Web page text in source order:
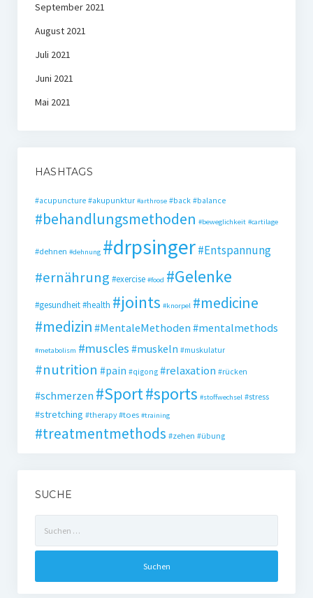
September 2021
August 2021
Juli 2021
Juni 2021
Mai 2021
HASHTAGS
#acupuncture #akupunktur #arthrose #back #balance
#behandlungsmethoden #beweglichkeit #cartilage
#dehnen #dehnung #drpsinger#Entspannung
#ernährung #exercise #food #Gelenke
#gesundheit#health #joints #knorpel #medicine
#medizin #MentaleMethoden #mentalmethods
#metabolism #muscles #muskeln #muskulatur
#nutrition #pain #qigong #relaxation #rücken
#schmerzen #Sport#sports #stoffwechsel #stress
#stretching #therapy #toes #training
#treatmentmethods #zehen #übung
SUCHE
nach: